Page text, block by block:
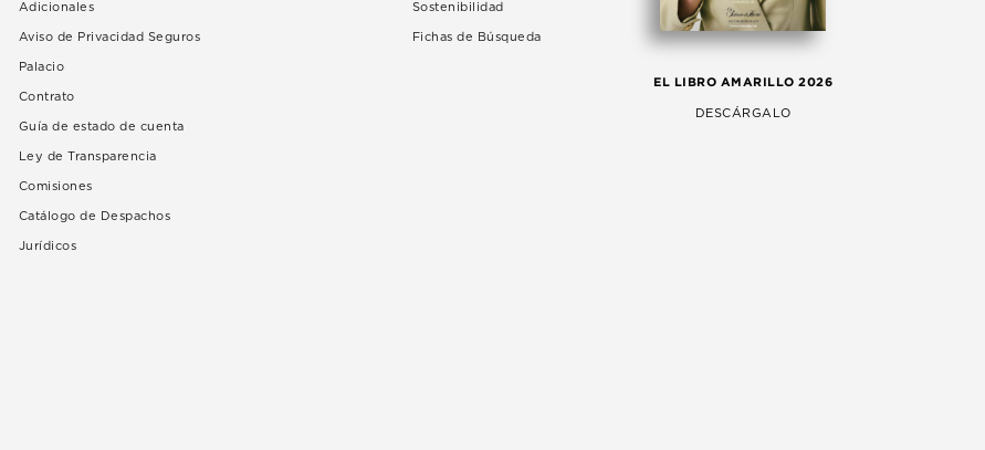
Adicionales
Aviso de Privacidad Seguros
Palacio
Contrato
Guía de estado de cuenta
Ley de Transparencia
Comisiones
Catálogo de Despachos
Jurídicos
Sostenibilidad
Fichas de Búsqueda
EL LIBRO AMARILLO 2026
DESCÁRGALO